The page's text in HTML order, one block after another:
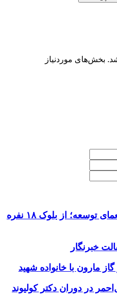
بخش‌های موردنیاز
نمایندگان خوزستان و معمای توسعه؛ از بلوک ۱۸ نفره
خبرنگار
مارون با خانواده شهید
در دوران دکتر کولیوند